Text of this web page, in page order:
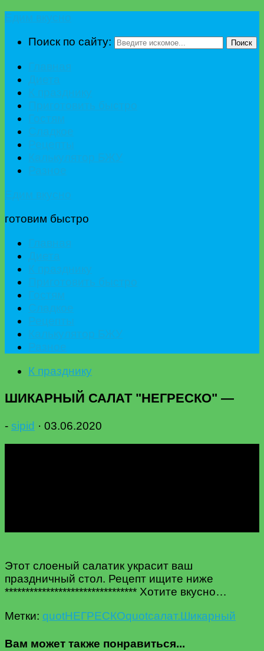
Поиск по сайту:
Поиск
готовим быстро
К празднику
ШИКАРНЫЙ САЛАТ "НЕГРЕСКО" —
- sipid · 03.06.2020
Этот слоеный салатик украсит ваш
праздничный стол. Рецепт ищите ниже
******************************** Хотите вкусно…
Метки: quotНЕГРЕСКОquotсалат.Шикарный
Вам может также понравиться...